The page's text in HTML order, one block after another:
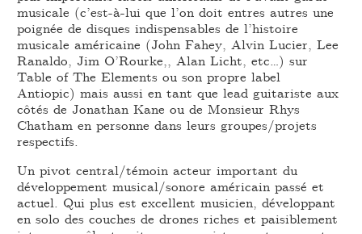
musicale (c’est-à-lui que l’on doit entres autres une
poignée de disques indispensables de l’histoire
musicale américaine (John Fahey, Alvin Lucier, Lee
Ranaldo, Jim O’Rourke,, Alan Licht, etc…) sur
Table of The Elements ou son propre label
Antiopic) mais aussi en tant que lead guitariste aux
côtés de Jonathan Kane ou de Monsieur Rhys
Chatham en personne dans leurs groupes/projets
respectifs.
Un pivot central/témoin acteur important du
développement musical/sonore américain passé et
actuel. Qui plus est excellent musicien, développant
en solo des couches de drones riches et paisiblement